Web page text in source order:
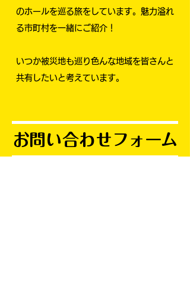
のホールを巡る旅をしています。魅力溢れ
る市町村を一緒にご紹介！
いつか被災地も巡り色んな地域を皆さんと
共有したいと考えています。
お問い合わせフォーム